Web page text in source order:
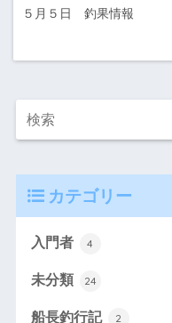
５月５日 釣果情報
カテゴリー
入門者 4
未分類 24
船長釣行記 2